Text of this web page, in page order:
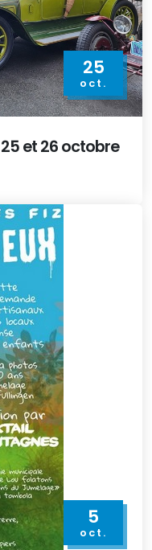
25
oct.
et 26 octobre
5
oct.